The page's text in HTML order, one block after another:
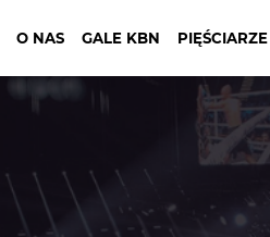
O NAS GALE KBN PIĘŚCIARZE